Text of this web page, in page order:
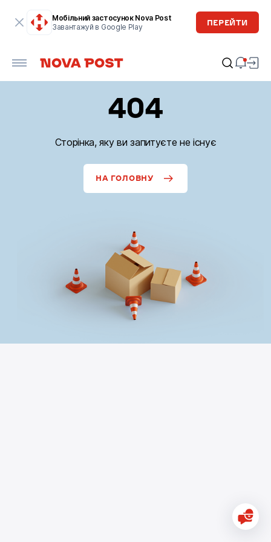
Мобільний застосунок Nova Post
Завантажуй в Google Play
ПЕРЕЙТИ
404
Сторінка, яку ви запитуєте не існує
НА ГОЛОВНУ